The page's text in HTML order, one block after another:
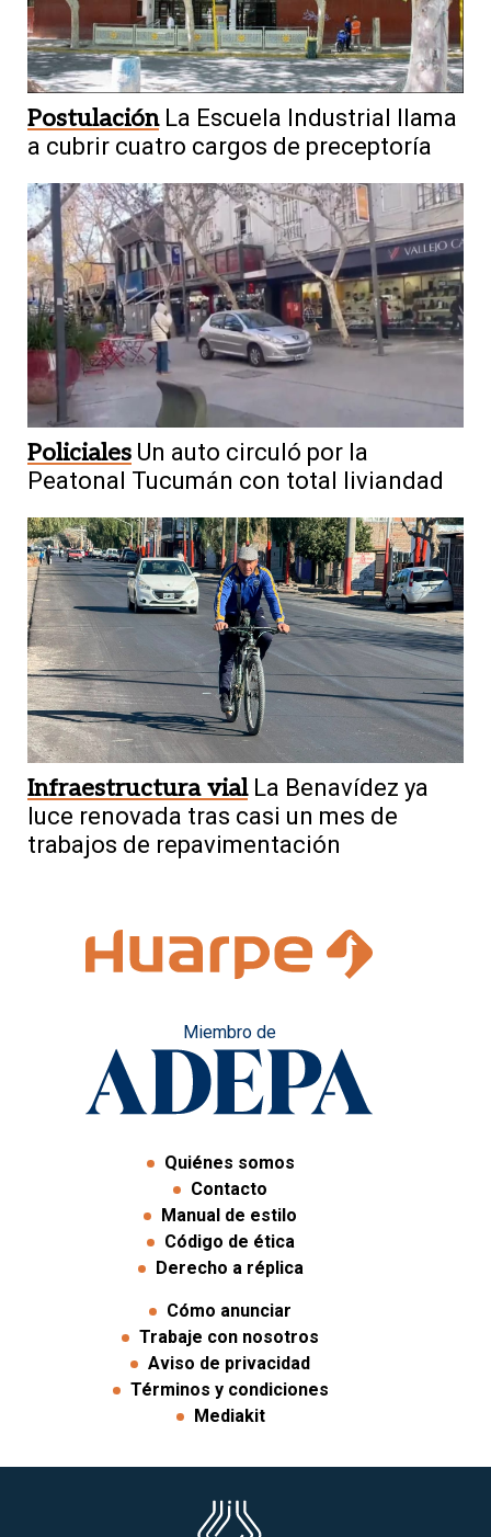
Postulación La Escuela Industrial llama
a cubrir cuatro cargos de preceptoría
Policiales Un auto circuló por la
Peatonal Tucumán con total liviandad
Infraestructura vial La Benavídez ya
luce renovada tras casi un mes de
trabajos de repavimentación
Miembro de
Quiénes somos
Contacto
Manual de estilo
Código de ética
Derecho a réplica
Cómo anunciar
Trabaje con nosotros
Aviso de privacidad
Términos y condiciones
Mediakit